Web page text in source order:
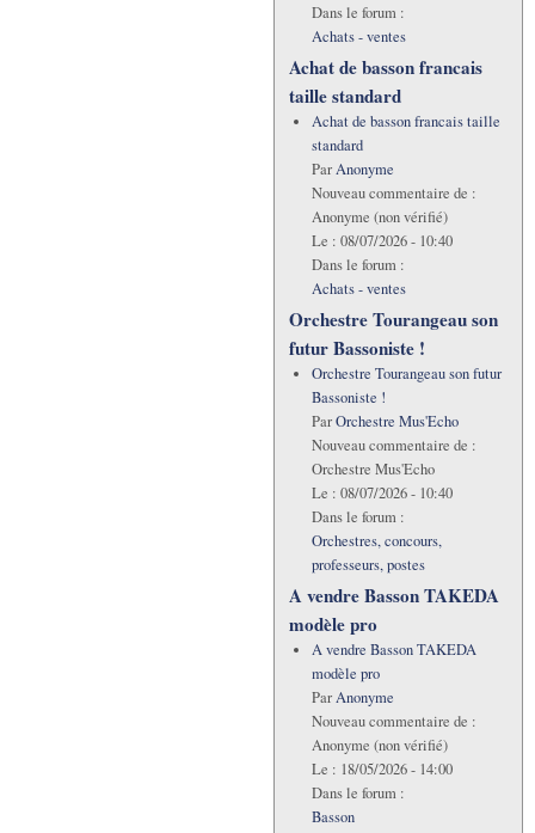
Dans le forum :
Achats - ventes
Achat de basson francais
taille standard
Achat de basson francais taille
standard
ParAnonyme
Nouveau commentaire de :
Anonyme (non vérifié)
Le : 08/07/2026 - 10:40
Dans le forum :
Achats - ventes
Orchestre Tourangeau son
futur Bassoniste !
Orchestre Tourangeau son futur
Bassoniste !
ParOrchestre Mus'Echo
Nouveau commentaire de :
Orchestre Mus'Echo
Le : 08/07/2026 - 10:40
Dans le forum :
Orchestres, concours,
professeurs, postes
A vendre Basson TAKEDA
modèle pro
A vendre Basson TAKEDA
modèle pro
ParAnonyme
Nouveau commentaire de :
Anonyme (non vérifié)
Le : 18/05/2026 - 14:00
Dans le forum :
Basson